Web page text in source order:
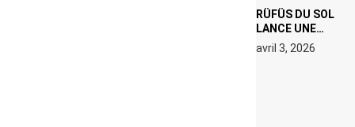
RÜFÜS DU SOL
LANCE UNE
RÉSIDENCE DJ
SET DE QUATRE
avril 3, 2026